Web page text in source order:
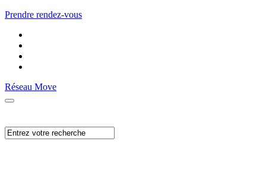
Prendre rendez-vous
Réseau Move